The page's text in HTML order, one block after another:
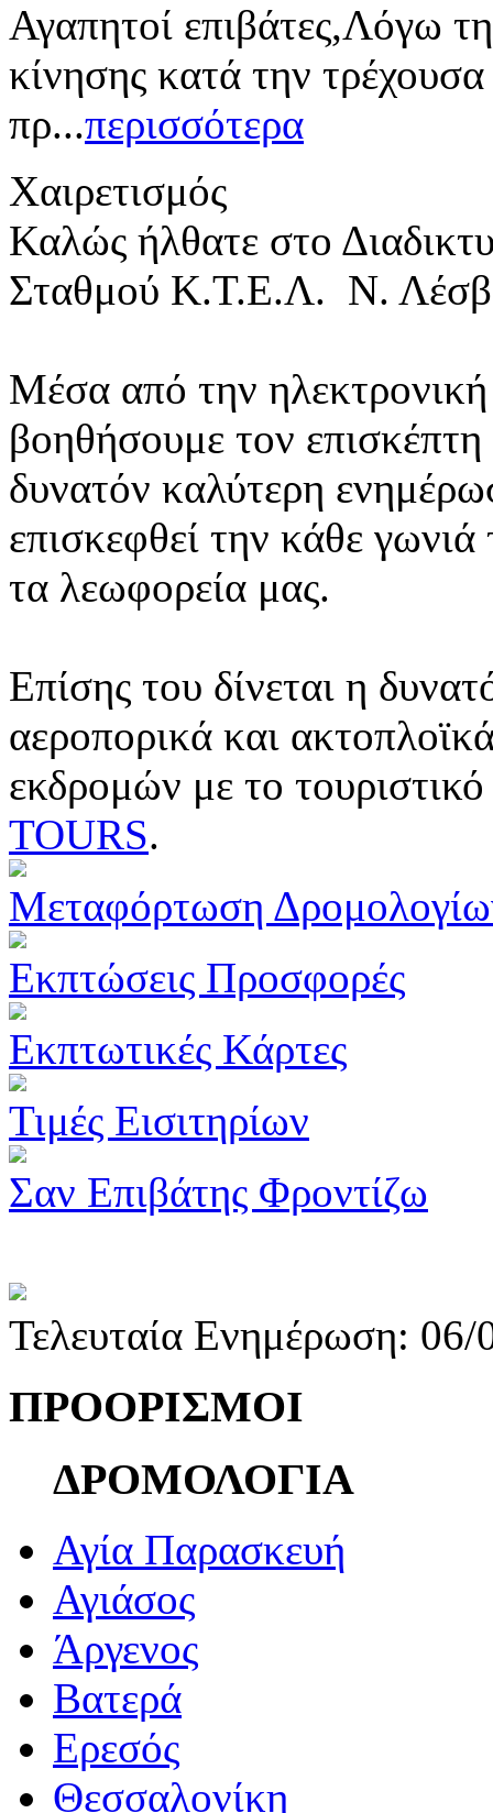
Αγαπητοί επιβάτες,Λόγω
κίνησης κατά την
πρ...περισσότερα
Χαιρετισμός
Καλώς ήλθατε στο
Σταθμού Κ.Τ.Ε.Λ. Ν.
Μέσα από την ηλεκτρονική
βοηθήσουμε τον
δυνατόν καλύτερη
επισκεφθεί την κάθε
τα λεωφορεία μας.
Επίσης του δίνεται η
αεροπορικά και
εκδρομών με το
TOURS.
Μεταφόρτωση
Εκπτώσεις Προσφορές
Εκπτωτικές Κάρτες
Τιμές Εισιτηρίων
Σαν Επιβάτης Φροντίζω
Τελευταία Ενημέρωση:
ΠΡΟΟΡΙΣΜΟΙ
ΔΡΟΜΟΛΟΓΙΑ
Αγία Παρασκευή
Αγιάσος
Άργενος
Βατερά
Ερεσός
Θεσσαλονίκη